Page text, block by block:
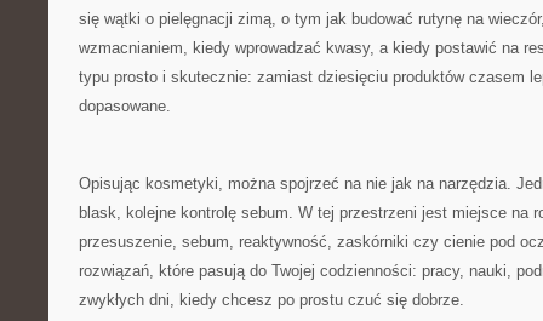
się wątki o pielęgnacji zimą, o tym jak budować rutynę na
wzmacnianiem, kiedy wprowadzać kwasy, a kiedy postawić na
typu prosto i skutecznie: zamiast dziesięciu produktów czasem
dopasowane.
Opisując kosmetyki, można spojrzeć na nie jak na narzędzia.
blask, kolejne kontrolę sebum. W tej przestrzeni jest miejsce na
przesuszenie, sebum, reaktywność, zaskórniki czy cienie pod
rozwiązań, które pasują do Twojej codzienności: pracy, nauki,
zwykłych dni, kiedy chcesz po prostu czuć się dobrze.